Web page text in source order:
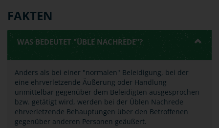
FAKTEN
WAS BEDEUTET "ÜBLE NACHREDE"?
Anders als bei einer "normalen" Beleidigung, bei der
eine ehrverletzende Äußerung oder Handlung
unmittelbar gegenüber dem Beleidigten ausgesprochen
bzw. getätigt wird, werden bei der Üblen Nachrede
ehrverletzende Behauptungen über den Betroffenen
gegenüber anderen Personen geäußert.